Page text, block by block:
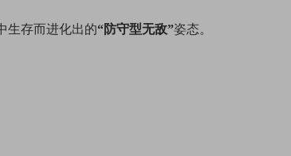
生存而进化出的“防守型无敌”姿态。